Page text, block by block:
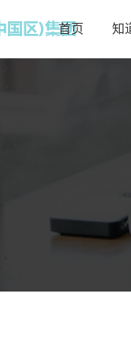
首页 知